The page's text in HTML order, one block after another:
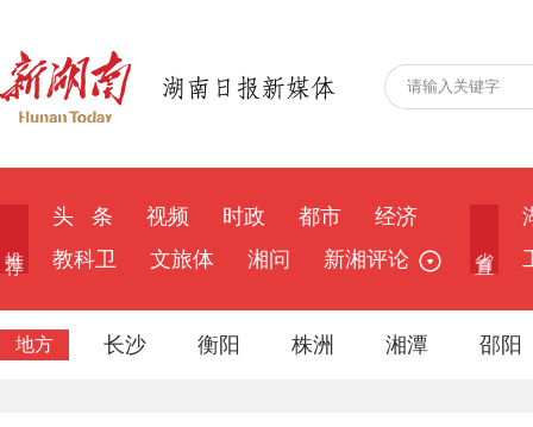
头 条 视频 时政 都市
经济
教科卫
文旅体 湘问 新湘评论
地方 长沙 衡阳 株洲 湘潭 邵阳